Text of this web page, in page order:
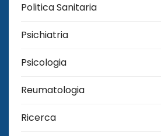
Politica Sanitaria
Psichiatria
Psicologia
Reumatologia
Ricerca